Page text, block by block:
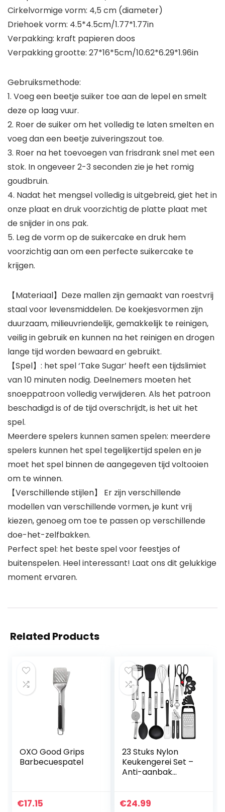
Cirkelvormige vorm: 4,5 cm (diameter)
Driehoek vorm: 4.5*4.5cm/1.77*1.77in
Verpakking: kraft papieren doos
Verpakking grootte: 27*16*5cm/10.62*6.29*1.96in
Gebruiksmethode:
1. Voeg een beetje suiker toe aan de lepel en smelt
deze op laag vuur.
2. Roer de suiker om het volledig te laten smelten en
voeg dan een beetje zuiveringszout toe.
3. Roer na het toevoegen van frisdrank snel met een
stok. In ongeveer 2-3 seconden zie je het romig
goudbruin.
4. Nadat het mengsel volledig is uitgebreid, giet het in
onze plaat en druk voorzichtig de platte plaat met
de snijder in ons pak.
5. Leg de vorm op de suikercake en druk hem
voorzichtig aan om een perfecte suikercake te
krijgen.
【Materiaal】Deze mallen zijn gemaakt van roestvrij
staal voor levensmiddelen. De koekjesvormen zijn
duurzaam, milieuvriendelijk, gemakkelijk te reinigen,
veilig in gebruik en kunnen na het reinigen en drogen
lange tijd worden bewaard en gebruikt.
【Spel】: het spel ‘Take Sugar’ heeft een tijdslimiet
van 10 minuten nodig. Deelnemers moeten het
snoeppatroon volledig verwijderen. Als het patroon
beschadigd is of de tijd overschrijdt, is het uit het
spel.
Meerdere spelers kunnen samen spelen: meerdere
spelers kunnen het spel tegelijkertijd spelen en je
moet het spel binnen de aangegeven tijd voltooien
om te winnen.
【Verschillende stijlen】 Er zijn verschillende
modellen van verschillende vormen, je kunt vrij
kiezen, genoeg om toe te passen op verschillende
doe-het-zelfbakken.
Perfect spel: het beste spel voor feestjes of
buitenspelen. Heel interessant! Laat ons dit gelukkige
moment ervaren.
Related Products
OXO Good Grips
Barbecuespatel
€17.15
23 Stuks Nylon
Keukengerei Set –
Anti-aanbak
Handvat Met
€24.99